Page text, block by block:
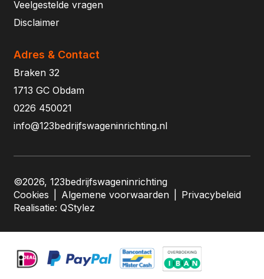
Veelgestelde vragen
Disclaimer
Adres & Contact
Braken 32
1713 GC Obdam
0226 450021
info@123bedrijfswageninrichting.nl
©2026, 123bedrijfswageninrichting
Cookies
Algemene voorwaarden
Privacybeleid
Realisatie: QStylez